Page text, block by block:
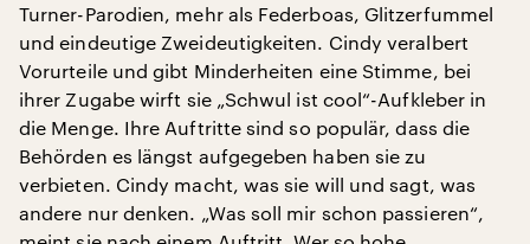
Turner-Parodien, mehr als Federboas, Glitzerfummel
und eindeutige Zweideutigkeiten. Cindy veralbert
Vorurteile und gibt Minderheiten eine Stimme, bei
ihrer Zugabe wirft sie „Schwul ist cool“-Aufkleber in
die Menge. Ihre Auftritte sind so populär, dass die
Behörden es längst aufgegeben haben sie zu
verbieten. Cindy macht, was sie will und sagt, was
andere nur denken. „Was soll mir schon passieren“,